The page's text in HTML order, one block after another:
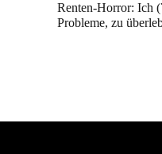
Renten-Horror: Ich
Probleme, zu